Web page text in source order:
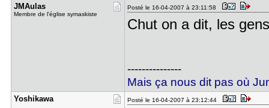
JMAulas
Membre de l'église symaskiste
Posté le 16-04-2007 à 23:11:58
Chut on a dit, les
---------------
Mais ça nous dit pas où
Yoshikawa Posté le 16-04-2007 à 23:12:44